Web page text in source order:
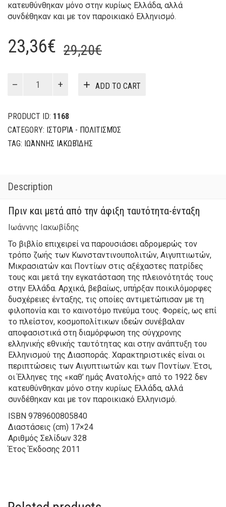
κατευθύνθηκαν μόνο στην κυρίως Ελλάδα, αλλά
συνδέθηκαν και με τον παροικιακό Ελληνισμό.
29,20€Original
was:
23,36€
Current
is:
Αιγυπτιώτες
και
Πόντιοι
στην
Ελλάδα
ADD TO CART
PRODUCT ID: 1168
CATEGORY: ΙΣΤΟΡΊΑ - ΠΟΛΙΤΙΣΜΌΣ
TAG: ΙΩΆΝΝΗΣ ΙΑΚΩΒΊΔΗΣ
Description
Πριν και μετά από την άφιξη ταυτότητα-ένταξη
Ιωάννης Ιακωβίδης
Το βιβλίο επιχειρεί να παρουσιάσει αδρομερώς τον
τρόπο ζωής των Κωνσταντινουπολιτών, Αιγυπτιωτών,
Μικρασιατών και Ποντίων στις αξέχαστες πατρίδες
τους και μετά την εγκατάσταση της πλειονότητάς τους
στην Ελλάδα. Αρχικά, βεβαίως, υπήρξαν ποικιλόμορφες
δυσχέρειες ένταξης, τις οποίες αντιμετώπισαν με τη
φιλοπονία και το καινοτόμο πνεύμα τους. Φορείς, ως επί
το πλείστον, κοσμοπολίτικων ιδεών συνέβαλαν
αποφασιστικά στη διαμόρφωση της σύγχρονης
ελληνικής εθνικής ταυτότητας και στην ανάπτυξη του
Ελληνισμού της Διασποράς. Χαρακτηριστικές είναι οι
περιπτώσεις των Αιγυπτιωτών και των Ποντίων. Έτσι,
οι Έλληνες της «καθ’ ημάς Ανατολής» από το 1922 δεν
κατευθύνθηκαν μόνο στην κυρίως Ελλάδα, αλλά
συνδέθηκαν και με τον παροικιακό Ελληνισμό.
ISBN 9789600805840
Διαστάσεις (cm) 17×24
Αριθμός Σελίδων 328
Έτος Έκδοσης 2011